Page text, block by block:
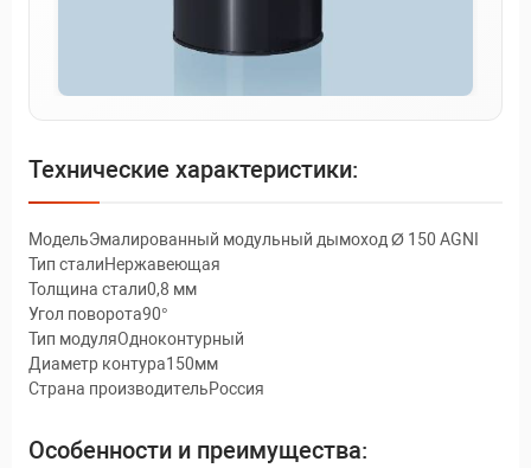
Технические характеристики:
МодельЭмалированный модульный дымоход Ø 150 AGNI
Тип сталиНержавеющая
Толщина стали0,8 мм
Угол поворота90°
Тип модуляОдноконтурный
Диаметр контура150мм
Страна производительРоссия
Особенности и преимущества: